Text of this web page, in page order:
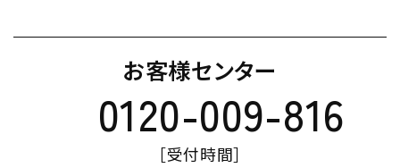
お客様センター
0120-009-816
［受付時間］